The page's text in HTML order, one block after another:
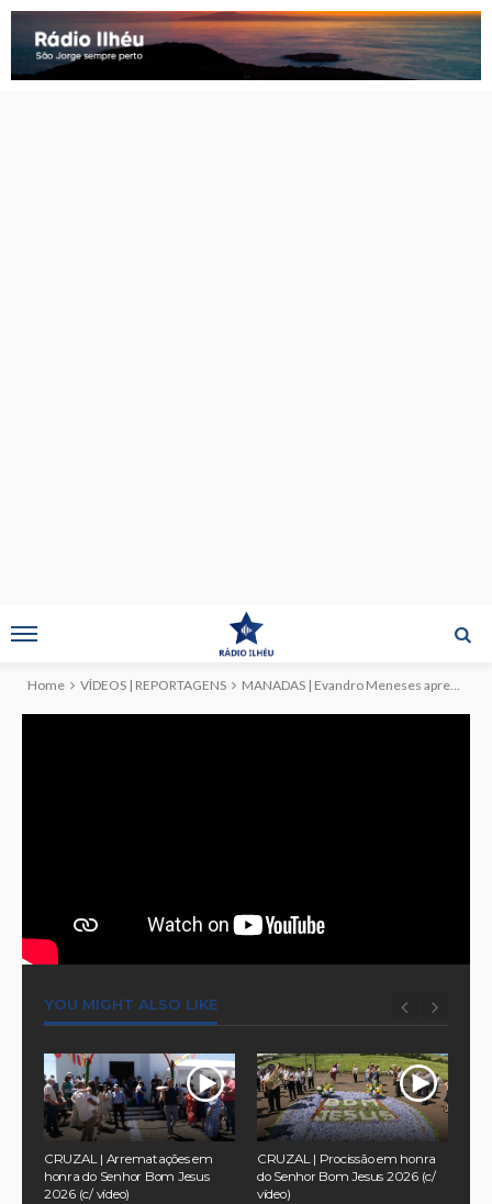
Home VÍDEOS | REPORTAGENS MANADAS | Evandro Meneses apresentou concerto de SOLO9VIOLA na Igreja de Santa Bárbara (c/vídeo)
YOU MIGHT ALSO LIKE
CRUZAL | Arrematações em
honra do Senhor Bom Jesus
2026 (c/ vídeo)
CRUZAL | Procissão em honra
do Senhor Bom Jesus 2026 (c/
vídeo)